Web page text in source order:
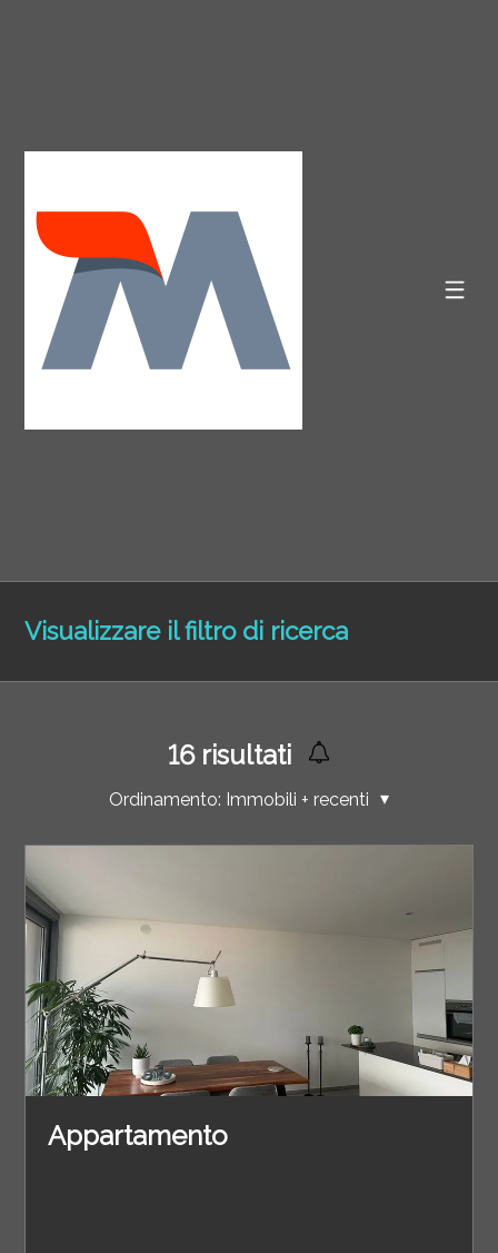
Visualizzare il filtro di ricerca
16risultati
Ordinamento: Immobili + recenti
Appartamento